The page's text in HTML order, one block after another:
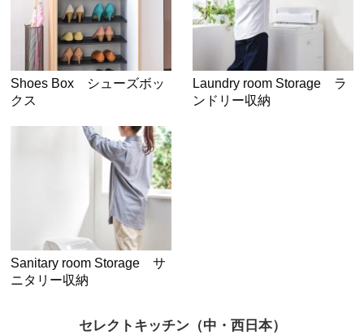
Shoes Box シューズボッ
クス
Laundry room Storage ラ
ンドリー収納
Sanitary room Storage サ
ニタリー収納
セレクトキッチン（中・西日本）